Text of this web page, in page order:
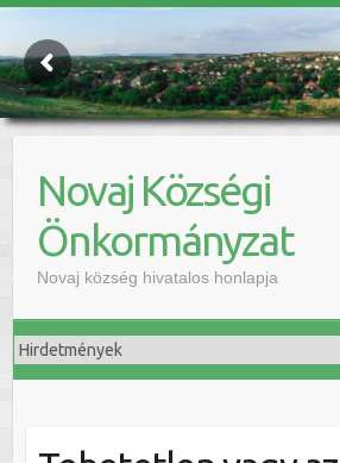
Novaj Községi
Önkormányzat
Novaj község hivatalos honlapja